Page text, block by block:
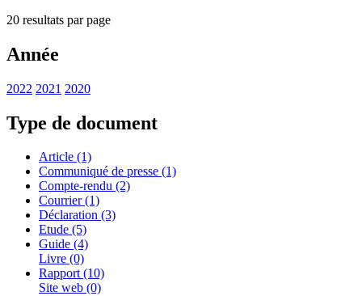
20 resultats par page
Année
2022 2021 2020
Type de document
Article (1)
Communiqué de presse (1)
Compte-rendu (2)
Courrier (1)
Déclaration (3)
Etude (5)
Guide (4)
Livre (0)
Rapport (10)
Site web (0)